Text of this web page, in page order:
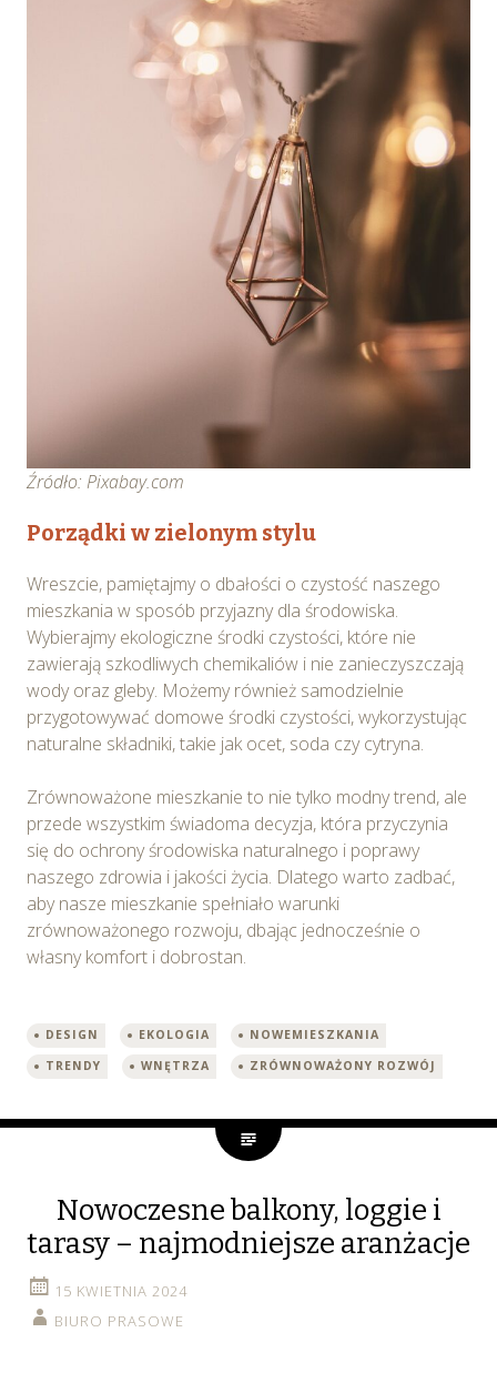
Źródło: Pixabay.com
Porządki w zielonym stylu
Wreszcie, pamiętajmy o dbałości o czystość naszego
mieszkania w sposób przyjazny dla środowiska.
Wybierajmy ekologiczne środki czystości, które nie
zawierają szkodliwych chemikaliów i nie zanieczyszczają
wody oraz gleby. Możemy również samodzielnie
przygotowywać domowe środki czystości, wykorzystując
naturalne składniki, takie jak ocet, soda czy cytryna.
Zrównoważone mieszkanie to nie tylko modny trend, ale
przede wszystkim świadoma decyzja, która przyczynia
się do ochrony środowiska naturalnego i poprawy
naszego zdrowia i jakości życia. Dlatego warto zadbać,
aby nasze mieszkanie spełniało warunki
zrównoważonego rozwoju, dbając jednocześnie o
własny komfort i dobrostan.
DESIGN EKOLOGIA
NOWEMIESZKANIA
TRENDY
WNĘTRZA ZRÓWNOWAŻONY ROZWÓJ
Nowoczesne balkony, loggie i
tarasy – najmodniejsze aranżacje
15 KWIETNIA 2024
BIURO PRASOWE